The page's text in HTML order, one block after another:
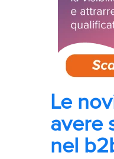
Le
avere
nel